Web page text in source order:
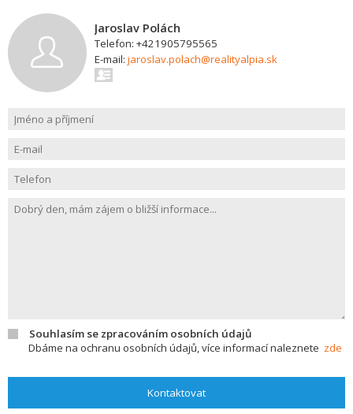
Jaroslav Polách
Telefon: +421905795565
E-mail: jaroslav.polach@realityalpia.sk
Souhlasím se zpracováním osobních údajů
Dbáme na ochranu osobních údajů, více informací naleznete zde
Kontaktovat